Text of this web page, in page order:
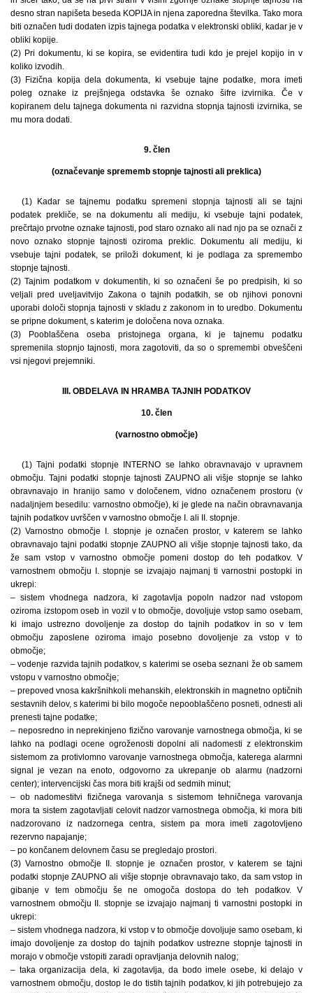
desno stran napišeta beseda KOPIJA in njena zaporedna številka. Tako mora
biti označen tudi dodaten izpis tajnega podatka v elektronski obliki, kadar je v
obliki kopije.
(2) Pri dokumentu, ki se kopira, se evidentira tudi kdo je prejel kopijo in v
koliko izvodih.
(3) Fizična kopija dela dokumenta, ki vsebuje tajne podatke, mora imeti
poleg oznake iz prejšnjega odstavka še oznako šifre izvirnika. Če v
kopiranem delu tajnega dokumenta ni razvidna stopnja tajnosti izvirnika, se
mu mora dodati.
9. člen
(označevanje sprememb stopnje tajnosti ali preklica)
(1) Kadar se tajnemu podatku spremeni stopnja tajnosti ali se tajni
podatek prekliče, se na dokumentu ali mediju, ki vsebuje tajni podatek,
prečrtajo prvotne oznake tajnosti, pod staro oznako ali nad njo pa se označi z
novo oznako stopnje tajnosti oziroma preklic. Dokumentu ali mediju, ki
vsebuje tajni podatek, se priloži dokument, ki je podlaga za spremembo
stopnje tajnosti.
(2) Tajnim podatkom v dokumentih, ki so označeni še po predpisih, ki so
veljali pred uveljavitvijo Zakona o tajnih podatkih, se ob njihovi ponovni
uporabi določi stopnja tajnosti v skladu z zakonom in to uredbo. Dokumentu
se pripne dokument, s katerim je določena nova oznaka.
(3) Pooblaščena oseba pristojnega organa, ki je tajnemu podatku
spremenila stopnjo tajnosti, mora zagotoviti, da so o spremembi obveščeni
vsi njegovi prejemniki.
III. OBDELAVA IN HRAMBA TAJNIH PODATKOV
10. člen
(varnostno območje)
(1) Tajni podatki stopnje INTERNO se lahko obravnavajo v upravnem
območju. Tajni podatki stopnje tajnosti ZAUPNO ali višje stopnje se lahko
obravnavajo in hranijo samo v določenem, vidno označenem prostoru (v
nadaljnjem besedilu: varnostno območje), ki je glede na način obravnavanja
tajnih podatkov uvrščen v varnostno območje I. ali II. stopnje.
(2) Varnostno območje I. stopnje je označen prostor, v katerem se lahko
obravnavajo tajni podatki stopnje ZAUPNO ali višje stopnje tajnosti tako, da
že sam vstop v varnostno območje pomeni dostop do teh podatkov. V
varnostnem območju I. stopnje se izvajajo najmanj ti varnostni postopki in
ukrepi:
– sistem vhodnega nadzora, ki zagotavlja popoln nadzor nad vstopom
oziroma izstopom oseb in vozil v to območje, dovoljuje vstop samo osebam,
ki imajo ustrezno dovoljenje za dostop do tajnih podatkov in so v tem
območju zaposlene oziroma imajo posebno dovoljenje za vstop v to
območje;
– vodenje razvida tajnih podatkov, s katerimi se oseba seznani že ob samem
vstopu v varnostno območje;
– prepoved vnosa kakršnihkoli mehanskih, elektronskih in magnetno optičnih
sestavnih delov, s katerimi bi bilo mogoče nepooblaščeno posneti, odnesti ali
prenesti tajne podatke;
– neposredno in neprekinjeno fizično varovanje varnostnega območja, ki se
lahko na podlagi ocene ogroženosti dopolni ali nadomesti z elektronskim
sistemom za protivlomno varovanje varnostnega območja, katerega alarmni
signal je vezan na enoto, odgovorno za ukrepanje ob alarmu (nadzorni
center); intervencijski čas mora biti krajši od sedmih minut;
– ob nadomestitvi fizičnega varovanja s sistemom tehničnega varovanja
mora ta sistem zagotavljati celovit nadzor varnostnega območja, ki mora biti
nadzorovano iz nadzornega centra, sistem pa mora imeti zagotovljeno
rezervno napajanje;
– po končanem delovnem času se pregledajo prostori.
(3) Varnostno območje II. stopnje je označen prostor, v katerem se tajni
podatki stopnje ZAUPNO ali višje stopnje obravnavajo tako, da sam vstop in
gibanje v tem območju še ne omogoča dostopa do teh podatkov. V
varnostnem območju II. stopnje se izvajajo najmanj ti varnostni postopki in
ukrepi:
– sistem vhodnega nadzora, ki vstop v to območje dovoljuje samo osebam, ki
imajo dovoljenje za dostop do tajnih podatkov ustrezne stopnje tajnosti in
morajo v območje vstopiti zaradi opravljanja delovnih nalog;
– taka organizacija dela, ki zagotavlja, da bodo imele osebe, ki delajo v
varnostnem območju, dostop le do tistih tajnih podatkov, ki jih potrebujejo za